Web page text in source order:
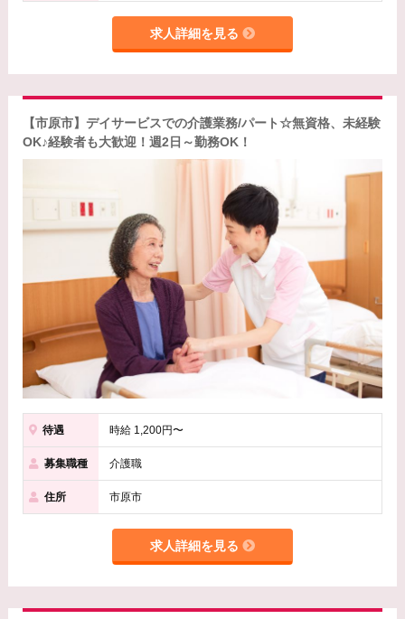
求人詳細を見る
【市原市】デイサービスでの介護業務/パート☆無資格、未経験
OK♪経験者も大歓迎！週2日～勤務OK！
待遇 時給 1,200円〜
募集職種 介護職
住所 市原市
求人詳細を見る